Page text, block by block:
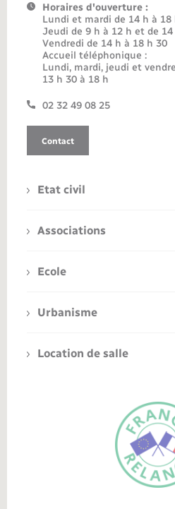
Horaires d'ouverture :
Lundi et mardi de 14 h à 18
Jeudi de 9 h à 12 h et de
Vendredi de 14 h à 18 h 30
Accueil téléphonique :
Lundi, mardi, jeudi et
13 h 30 à 18 h
02 32 49 08 25
Contact
Etat civil
Associations
Ecole
Urbanisme
Location de salle